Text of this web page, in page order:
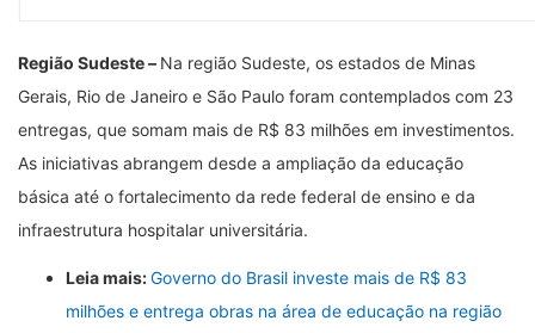
Região Sudeste – Na região Sudeste, os estados de Minas
Gerais, Rio de Janeiro e São Paulo foram contemplados com 23
entregas, que somam mais de R$ 83 milhões em investimentos.
As iniciativas abrangem desde a ampliação da educação
básica até o fortalecimento da rede federal de ensino e da
infraestrutura hospitalar universitária.
Leia mais:Governo do Brasil investe mais de R$ 83
milhões e entrega obras na área de educação na região